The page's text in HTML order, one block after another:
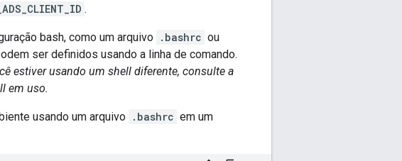
.
bash, como um arquivo .bashrc ou
ser definidos usando a linha de comando.
estiver usando um shell diferente, consulte a
em uso.
usando um arquivo .bashrc em um